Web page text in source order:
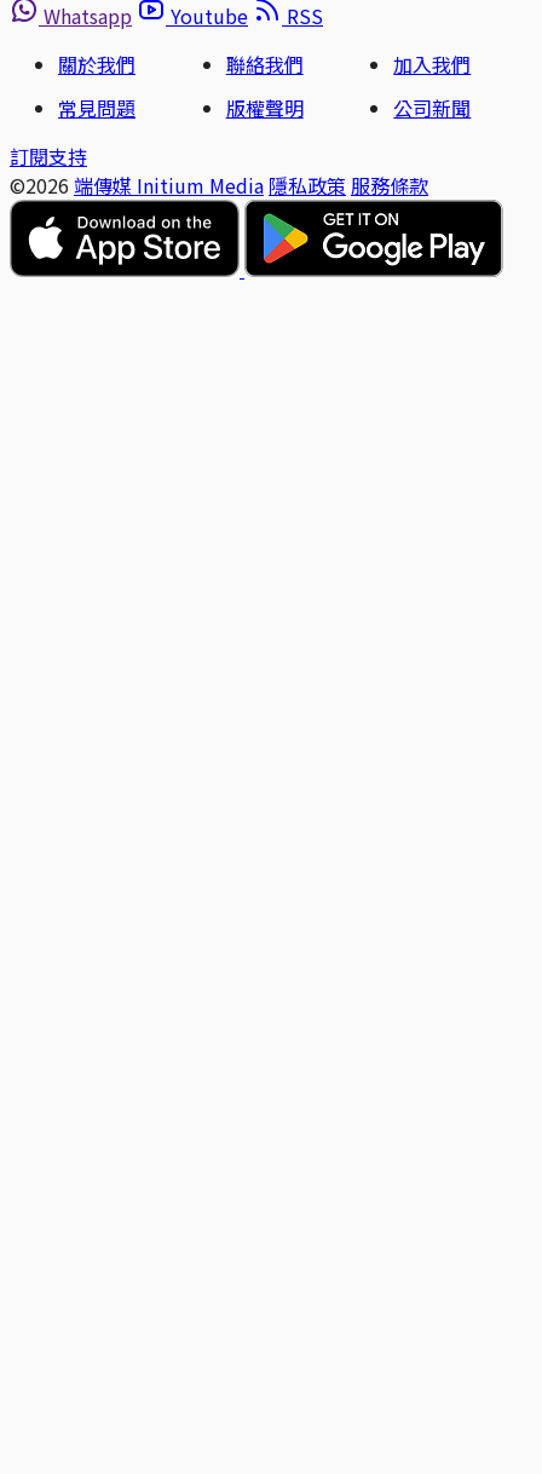
Whatsapp
Youtube
RSS
關於我們
聯絡我們
加入我們
常見問題
版權聲明
公司新聞
訂閱支持
©2026 端傳媒 Initium Media 隱私政策 服務條款